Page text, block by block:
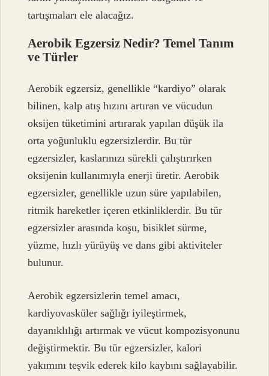
tartışmaları ele alacağız.
Aerobik Egzersiz Nedir? Temel Tanım
ve Türler
Aerobik egzersiz, genellikle “kardiyo” olarak
bilinen, kalp atış hızını artıran ve vücudun
oksijen tüketimini artırarak yapılan düşük ila
orta yoğunluklu egzersizlerdir. Bu tür
egzersizler, kaslarınızı sürekli çalıştırırken
oksijenin kullanımıyla enerji üretir. Aerobik
egzersizler, genellikle uzun süre yapılabilen,
ritmik hareketler içeren etkinliklerdir. Bu tür
egzersizler arasında koşu, bisiklet sürme,
yüzme, hızlı yürüyüş ve dans gibi aktiviteler
bulunur.
Aerobik egzersizlerin temel amacı,
kardiyovasküler sağlığı iyileştirmek,
dayanıklılığı artırmak ve vücut kompozisyonunu
değiştirmektir. Bu tür egzersizler, kalori
yakımını teşvik ederek kilo kaybını sağlayabilir.